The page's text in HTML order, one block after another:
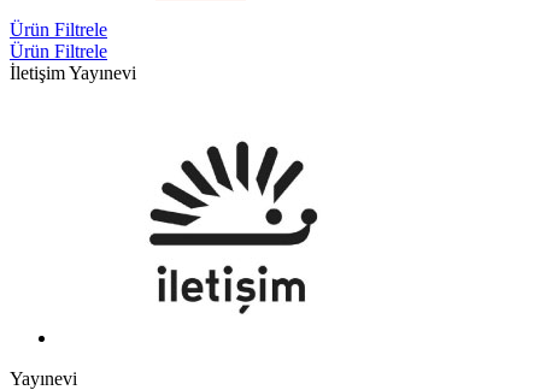
Ürün Filtrele
Ürün Filtrele
İletişim Yayınevi
Yayınevi